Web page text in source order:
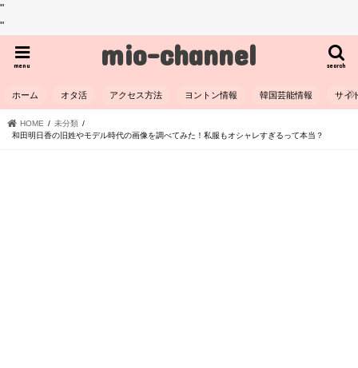
"
"
mio-channel search
menu
ホーム オタ活 アクセス方法 ヨントン情報 韓国芸能情報 サイ
HOME
未分類
和田明日香の旧姓やモデル時代の画像を調べてみた！私服もオシャレすぎるって本当？